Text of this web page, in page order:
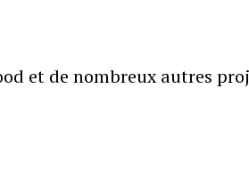
et de nombreux autres